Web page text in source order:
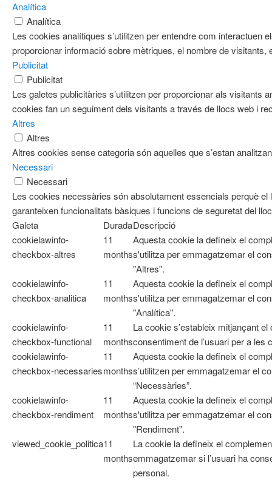
Analítica
Analítica
Les cookies analítiques s’utilitzen per entendre com interactuen
proporcionar informació sobre mètriques, el nombre de visitants,
Publicitat
Publicitat
Les galetes publicitàries s’utilitzen per proporcionar als
cookies fan un seguiment dels visitants a través de llocs web i
Altres
Altres
Altres cookies sense categoria són aquelles que s’estan
Necessari
Necessari
Les cookies necessàries són absolutament essencials perquè
garanteixen funcionalitats bàsiques i funcions de seguretat del
Galeta
DuradaDescripció
cookielawinfo-
checkbox-altres
11
months
Aquesta cookie la defineix el
s'utilitza per emmagatzemar el
"Altres".
cookielawinfo-
checkbox-analitica
11
months
Aquesta cookie la defineix el
s'utilitza per emmagatzemar el
"Analítica".
cookielawinfo-
checkbox-functional
11
months
La cookie s’estableix mitjançant
consentiment de l’usuari per a les
cookielawinfo-
checkbox-necessaries
11
months
Aquesta cookie la defineix el
s’utilitzen per emmagatzemar el
“Necessàries”.
cookielawinfo-
checkbox-rendiment
11
months
Aquesta cookie la defineix el
s'utilitza per emmagatzemar el
"Rendiment".
viewed_cookie_politica11
months
La cookie la defineix el
emmagatzemar si l’usuari ha
personal.